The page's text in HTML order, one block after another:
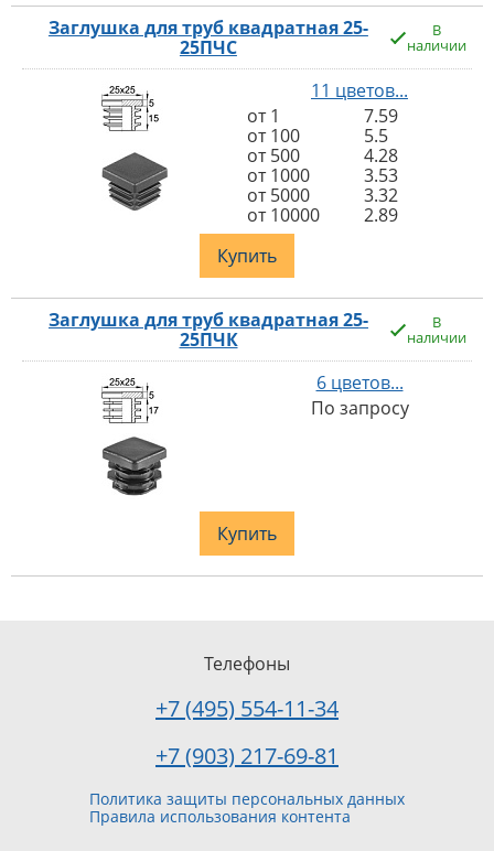
Заглушка для труб квадратная 25-
25ПЧС
В
наличии
11 цветов...
от 1
7.59
от 100
5.5
от 500
4.28
от 1000
3.53
от 5000
3.32
от 10000
2.89
Купить
Заглушка для труб квадратная 25-
25ПЧК
В
наличии
6 цветов...
По запросу
Купить
Политика защиты персональных данных
Правила использования контента
Телефоны
+7 (495) 554-11-34
+7 (903) 217-69-81